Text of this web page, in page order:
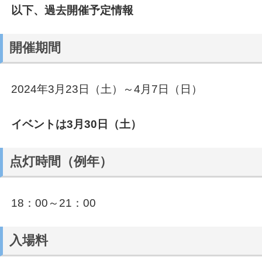
以下、過去開催予定情報
開催期間
2024年3月23日（土）～4月7日（日）
イベントは3月30日（土）
点灯時間（例年）
18：00～21：00
入場料